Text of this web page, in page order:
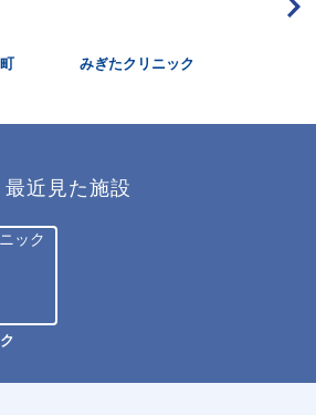
みぎたクリニック
最近見た施設